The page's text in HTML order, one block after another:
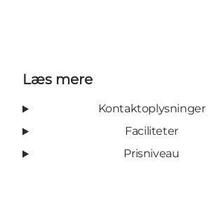
Læs mere
Kontaktoplysninger
Faciliteter
Prisniveau